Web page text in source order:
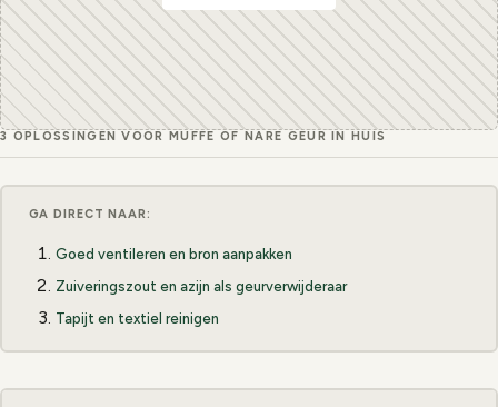
3 OPLOSSINGEN VOOR MUFFE OF NARE GEUR IN HUIS
GA DIRECT NAAR:
Goed ventileren en bron aanpakken
Zuiveringszout en azijn als geurverwijderaar
Tapijt en textiel reinigen